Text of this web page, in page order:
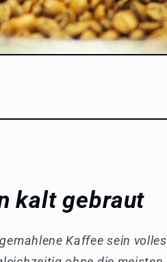
kalt gebraut
Kaffee sein volles